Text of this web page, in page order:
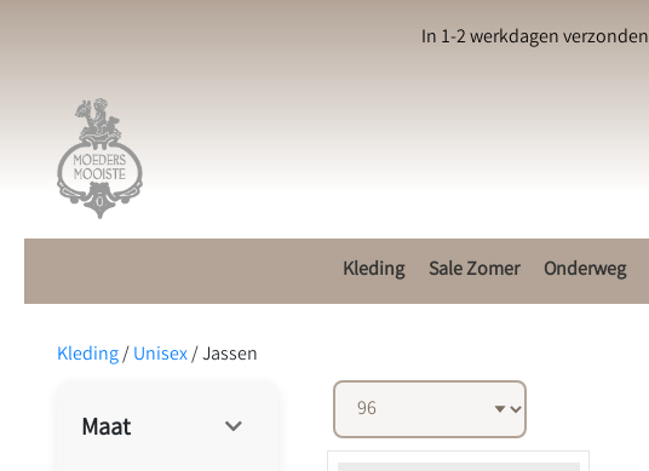
In 1-2 werkdagen verzonden |
Kleding Sale Zomer Onderweg
Kleding/Unisex/Jassen
Maat